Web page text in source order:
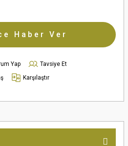
Haber Ver
Yap
Tavsiye Et
Karşılaştır